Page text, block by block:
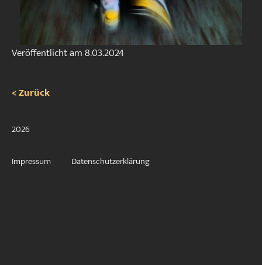
Veröffentlicht am8.03.2024
< Zurück
2026
Impressum Datenschutzerklärung